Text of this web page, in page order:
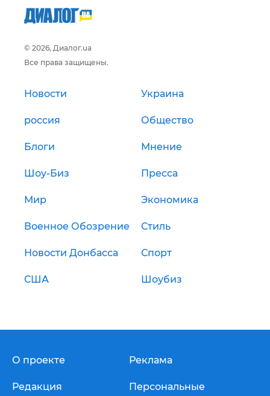
© 2026, Диалог.ua
Все права защищены.
Новости Украина
россия Общество
Блоги Мнение
Шоу-Биз Пресса
Мир Экономика
Военное Обозрение Стиль
Новости Донбасса Спорт
США Шоубиз
О проекте
Редакция
Реклама
Персональные